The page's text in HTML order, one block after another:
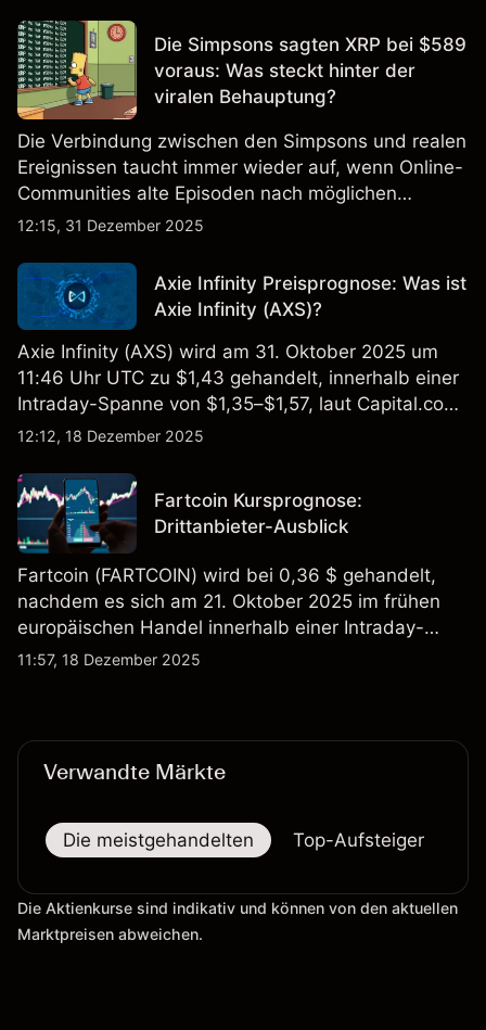
Risikostimmung.
Die Simpsons sagten XRP bei $589
voraus: Was steckt hinter der
viralen Behauptung?
Die Verbindung zwischen den Simpsons und realen
Ereignissen taucht immer wieder auf, wenn Online-
Communities alte Episoden nach möglichen
Hinweisen oder Zufällen durchsuchen. XRP wurde
einige Zuschauer fragen lässt, ob die Serie jemals
auf ein bestimmtes Preisniveau hingedeutet hat.
12:15, 31 Dezember 2025
Axie Infinity Preisprognose: Was ist
Axie Infinity (AXS)?
Axie Infinity (AXS) wird am 31. Oktober 2025 um
11:46 Uhr UTC zu $1,43 gehandelt, innerhalb einer
Intraday-Spanne von $1,35–$1,57, laut Capital.com
Preisfeed.
12:12, 18 Dezember 2025
Fartcoin Kursprognose:
Drittanbieter-Ausblick
Fartcoin (FARTCOIN) wird bei 0,36 $ gehandelt,
nachdem es sich am 21. Oktober 2025 im frühen
europäischen Handel innerhalb einer Intraday-
Spanne von 0,3493–0,3898 $ bewegte. Der Kurs
11:57, 18 Dezember 2025
Verwandte Märkte
Die meistgehandelten Top-Aufsteiger
Die Aktienkurse sind indikativ und können von den aktuellen
Marktpreisen abweichen.